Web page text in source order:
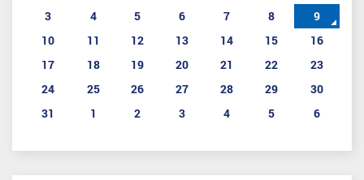
3
4 5 6 7 8
9
10
11 12 13 14 15
16
17
18 19 20 21 22
23
24
25 26 27 28 29
30
31
1 2 3 4 5 6